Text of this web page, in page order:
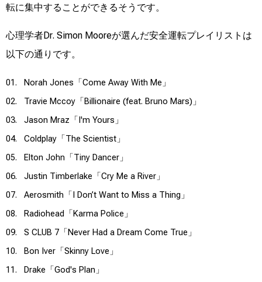
転に集中することができるそうです。
心理学者Dr. Simon Mooreが選んだ安全運転プレイリストは
以下の通りです。
01. Norah Jones「Come Away With Me」
02. Travie Mccoy「Billionaire (feat. Bruno Mars)」
03. Jason Mraz「I'm Yours」
04. Coldplay「The Scientist」
05. Elton John「Tiny Dancer」
06. Justin Timberlake「Cry Me a River」
07. Aerosmith「I Don’t Want to Miss a Thing」
08. Radiohead「Karma Police」
09. S CLUB 7「Never Had a Dream Come True」
10. Bon Iver「Skinny Love」
11. Drake「God's Plan」